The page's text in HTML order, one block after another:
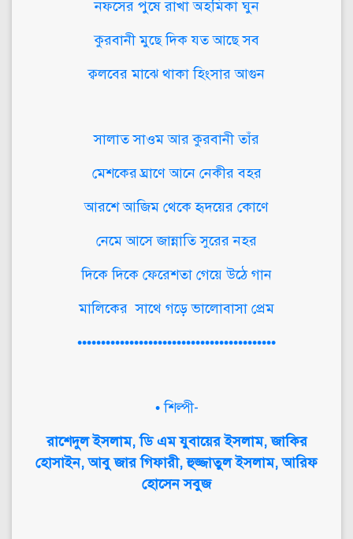
নফসের পুষে রাখা অহমিকা ঘুন
কুরবানী মুছে দিক যত আছে সব
ক্বলবের মাঝে থাকা হিংসার আগুন
সালাত সাওম আর কুরবানী তাঁর
মেশকের ঘ্রাণে আনে নেকীর বহর
আরশে আজিম থেকে হৃদয়ের কোণে
নেমে আসে জান্নাতি সুরের নহর
দিকে দিকে ফেরেশতা গেয়ে উঠে গান
মালিকের সাথে গড়ে ভালোবাসা প্রেম
••••••••••••••••••••••••••••••••••••••••••
• শিল্পী-
রাশেদুল ইসলাম, ডি এম যুবায়ের ইসলাম, জাকির
হোসাইন, আবু জার গিফারী, হুজ্জাতুল ইসলাম, আরিফ
হোসেন সবুজ